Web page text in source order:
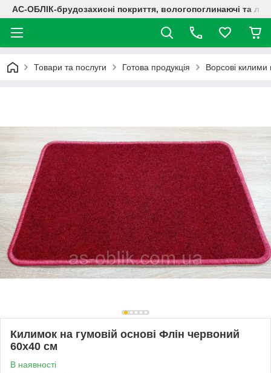
АС-ОБЛІК-брудозахисні покриття, вологопоглинаючі та
Товари та послуги Готова продукція Ворсові килими
Килимок на гумовій основі Флін червоний
60х40 см
В наявності